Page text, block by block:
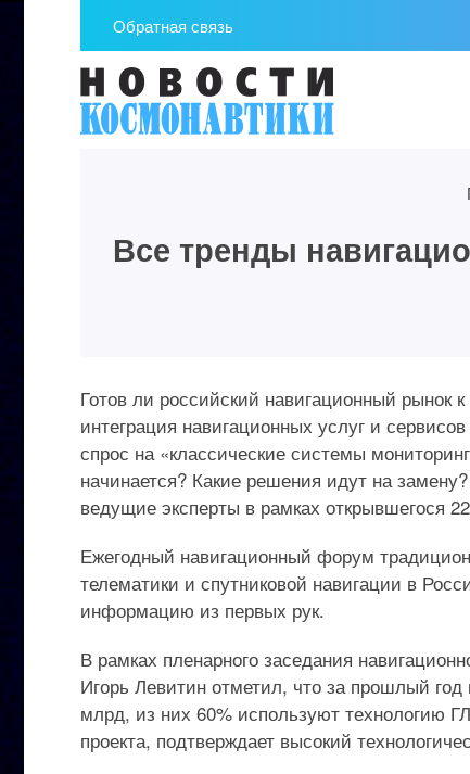
Обратная связь
Все тренды
Готов ли российский навигационный рынок
интеграция навигационных услуг и
спрос на «классические системы
начинается? Какие решения идут на
ведущие эксперты в рамках открывшегося
Ежегодный навигационный форум
телематики и спутниковой навигации в
информацию из первых рук.
В рамках пленарного заседания
Игорь Левитин отметил, что за прошлый
млрд, из них 60% используют технологию
проекта, подтверждает высокий